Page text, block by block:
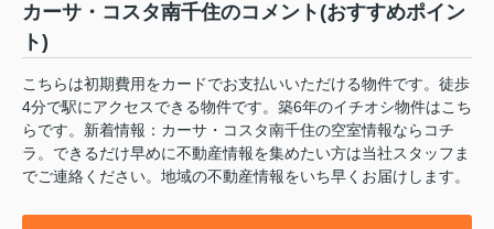
カーサ・コスタ南千住のコメント(おすすめポイン
ト)
こちらは初期費用をカードでお支払いいただける物件です。徒歩
4分で駅にアクセスできる物件です。築6年のイチオシ物件はこち
らです。新着情報：カーサ・コスタ南千住の空室情報ならコチ
ラ。できるだけ早めに不動産情報を集めたい方は当社スタッフま
でご連絡ください。地域の不動産情報をいち早くお届けします。